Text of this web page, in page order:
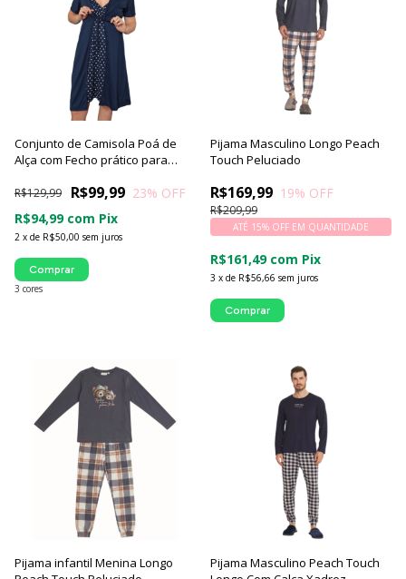
Conjunto de Camisola Poá de
Alça com Fecho prático para
Curta | Família Mamãe
R$99,99
R$129,99 23% OFF
2 x de R$50,00 sem juros
R$94,99 com Pix
3 cores
Comprar
Pijama Masculino Longo Peach
Touch Peluciado
R$169,99
R$209,99
19% OFF
3 x de R$56,66 sem juros
ATÉ 15% OFF EM QUANTIDADE
R$161,49 com Pix
Comprar
Pijama infantil Menina Longo
Pijama Masculino Peach Touch